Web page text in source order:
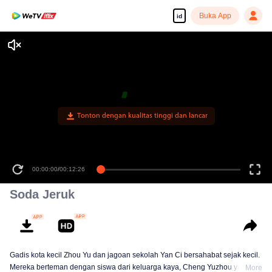
id Buka App
Tonton dengan kualitas tinggi dan lancar
00:00:00/00:12:26
Soda Jeruk
Gadis kota kecil Zhou Yu dan jagoan sekolah Yan Ci bersahabat sejak kecil.
Mereka berteman dengan siswa dari keluarga kaya, Cheng Yuzhou yangMore